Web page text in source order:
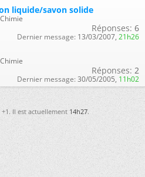
liquide/savon solide
Réponses: 6
Dernier message: 13/03/2007, 21h26
Réponses: 2
Dernier message: 30/05/2005, 11h02
+1. Il est actuellement14h27.